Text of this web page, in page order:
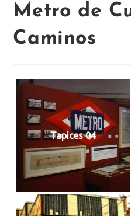
Metro de
Caminos
Tapices 04